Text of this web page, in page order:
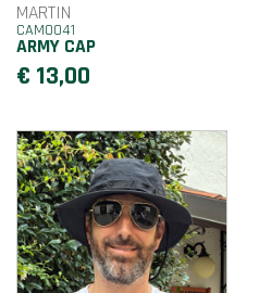
MARTIN
CAM0041
ARMY CAP
€ 13,00